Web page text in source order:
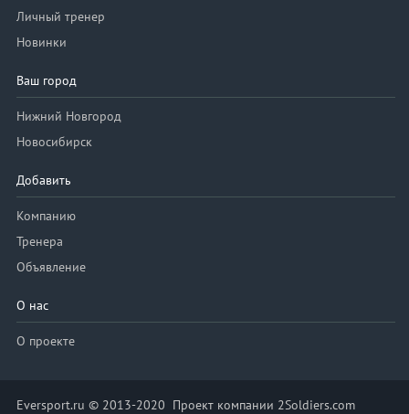
Личный тренер
Новинки
Ваш город
Нижний Новгород
Новосибирск
Добавить
Компанию
Тренера
Объявление
О нас
О проекте
Eversport.ru © 2013-2020 Проект компании 2Soldiers.com